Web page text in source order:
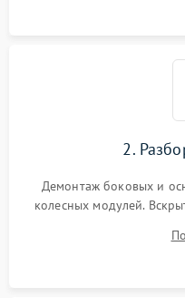
2.
Демонтаж боковых и
колесных модулей.
очистка внутренних
скопившейся пыли,